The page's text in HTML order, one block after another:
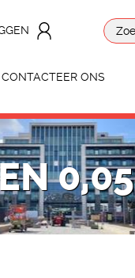
CONTACTEER ONS
0,05